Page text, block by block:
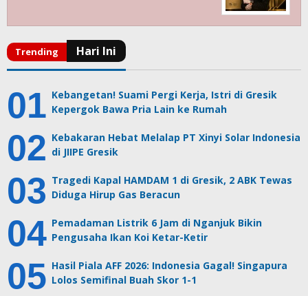
Kebangetan! Suami Pergi Kerja, Istri di Gresik
Kepergok Bawa Pria Lain ke Rumah
Kebakaran Hebat Melalap PT Xinyi Solar Indonesia
di JIIPE Gresik
Tragedi Kapal HAMDAM 1 di Gresik, 2 ABK Tewas
Diduga Hirup Gas Beracun
Pemadaman Listrik 6 Jam di Nganjuk Bikin
Pengusaha Ikan Koi Ketar-Ketir
Hasil Piala AFF 2026: Indonesia Gagal! Singapura
Lolos Semifinal Buah Skor 1-1